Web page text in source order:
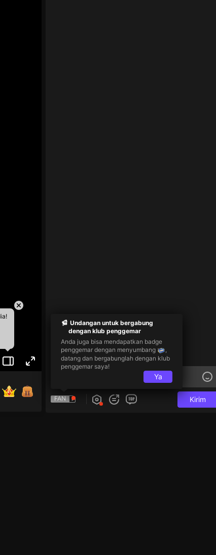
FAN Kirim
Undangan untuk bergabung
dengan klub penggemar
Anda juga bisa mendapatkan badge
penggemar dengan menyumbang
,
datang dan bergabunglah dengan klub
penggemar saya!
Ya